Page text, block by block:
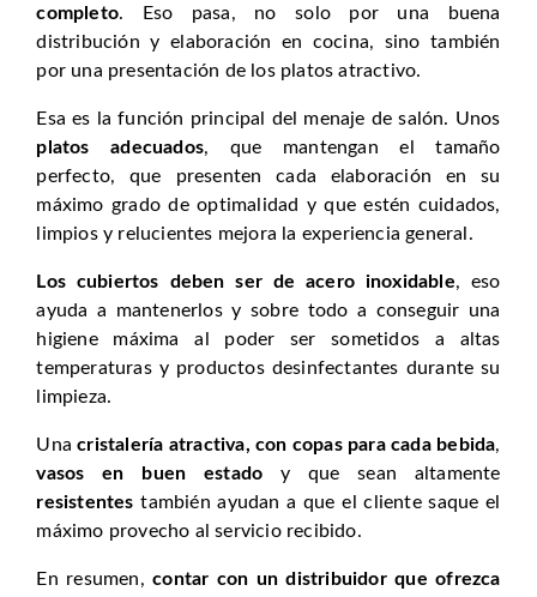
completo. Eso pasa, no solo por una buena
distribución y elaboración en cocina, sino también
por una presentación de los platos atractivo.
Esa es la función principal del menaje de salón. Unos
platos adecuados, que mantengan el tamaño
perfecto, que presenten cada elaboración en su
máximo grado de optimalidad y que estén cuidados,
limpios y relucientes mejora la experiencia general.
Los cubiertos deben ser de acero inoxidable, eso
ayuda a mantenerlos y sobre todo a conseguir una
higiene máxima al poder ser sometidos a altas
temperaturas y productos desinfectantes durante su
limpieza.
Unacristalería atractiva, con copas para cada bebida,
vasos en buen estado y que sean altamente
resistentes también ayudan a que el cliente saque el
máximo provecho al servicio recibido.
En resumen,contar con un distribuidor que ofrezca